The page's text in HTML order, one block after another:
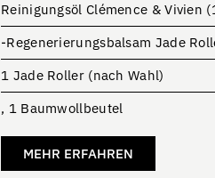
Reinigungsöl Clémence & Vivien
-Regenerierungsbalsam Jade
1 Jade Roller (nach Wahl)
, 1 Baumwollbeutel
MEHR ERFAHREN